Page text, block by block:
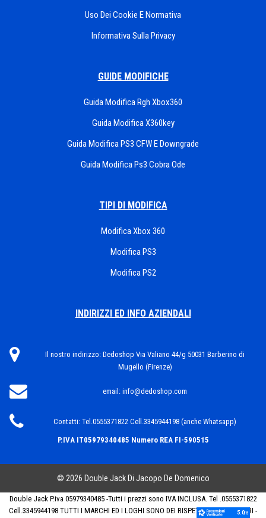
Uso Dei Cookie E Normativa
Informativa Sulla Privacy
GUIDE MODIFICHE
Guida Modifica Rgh Xbox360
Guida Modifica X360key
Guida Modifica PS3 CFW E Downgrade
Guida Modifica Ps3 Cobra Ode
TIPI DI MODIFICA
Modifica Xbox 360
Modifica PS3
Modifica PS2
INDIRIZZI ED INFO AZIENDALI
Il nostro indirizzo: Dedoshop Via Valiano 44/g 50031 Barberino di
Mugello (Firenze)
email: info@dedoshop.com
Contatti: Tel.0555371822 Cell.3345944198 (anche Whatsapp)
P.IVA IT05979340485 Numero REA FI-590515
© 2026 Double Jack Di Jacopo De Domenico
Double Jack P.iva 05979340485 -Tutti i prezzi sono IVA INCLUSA. Tel .0555371822
Cell.3345944198 TUTTI I MARCHI ED I LOGHI SONO DEI RISPETTIVI PROPRIETARI -